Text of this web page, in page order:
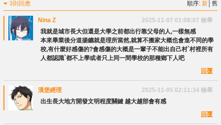
3則回應 順序:新 │舊
Nina Z 2025-11-07 01:08:07 檢舉
我就是城市長大但還是大學之前都出行靠父母的人,一樣無感
本來畢業後分道揚鑣就是理所當然,就算不搬家大概也會進不同的學
校,有什麼好感傷的?會感傷的大概是一輩子不能出自己村`村裡所有
人都認識`都不上學或者只上同一間學校的那種鄉下人吧
回覆
漢堡經理 2025-11-05 02:11:34 檢舉
出生長大地方開發文明程度關鍵 越大越部會有感
回覆